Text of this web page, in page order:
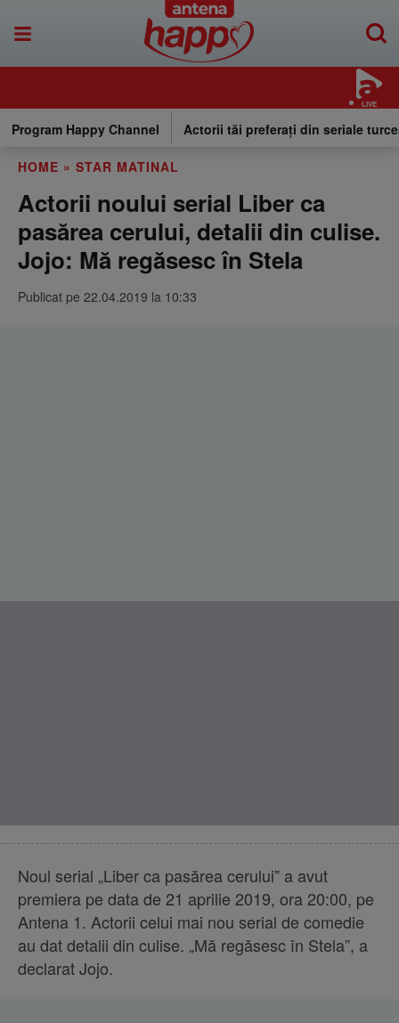
LIVE
Program Happy Channel Actorii tăi preferați din seriale
HOME » STAR MATINAL
Actorii noului serial Liber ca
pasărea cerului, detalii din culise.
Jojo: Mă regăsesc în Stela
Publicat pe 22.04.2019 la 10:33
Noul serial „Liber ca pasărea cerului” a avut
premiera pe data de 21 aprilie 2019, ora 20:00, pe
Antena 1. Actorii celui mai nou serial de comedie
au dat detalii din culise. „Mă regăsesc în Stela”, a
declarat Jojo.